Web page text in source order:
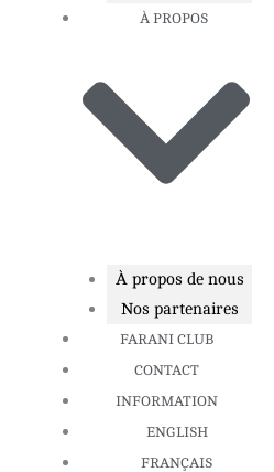
À PROPOS
À propos de nous
Nos partenaires
FARANI CLUB
CONTACT
INFORMATION
ENGLISH
FRANÇAIS